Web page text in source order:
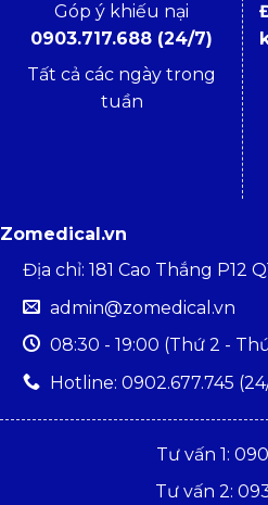
Góp ý khiếu nại
0903.717.688 (24/7)
Tất cả các ngày trong
tuần
Zomedical.vn
Địa chỉ: 181 Cao Thắng P12
admin@zomedical.vn
08:30 - 19:00 (Thứ 2 -
Hotline: 0902.677.745
Tư vấn 1:
Tư vấn 2: